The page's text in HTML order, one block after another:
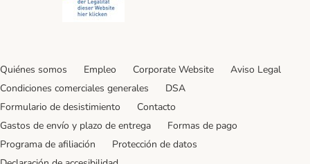
Quiénes somos Empleo Corporate Website
Aviso Legal
Condiciones comerciales generales
DSA
Formulario de desistimiento
Contacto
Gastos de envío y plazo de entrega
Formas de pago
Programa de afiliación
Protección de datos